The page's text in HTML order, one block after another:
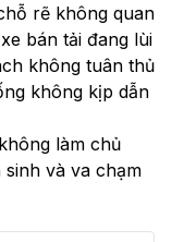
rẽ không quan
bán tải đang lùi
không tuân thủ
không kịp dẫn
làm chủ
và va chạm